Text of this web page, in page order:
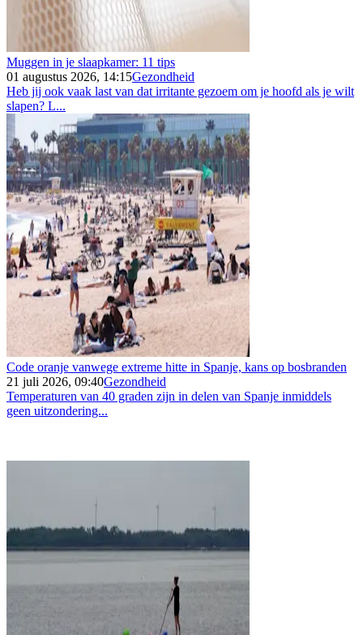
Muggen in je slaapkamer: 11 tips
01 augustus 2026, 14:15Gezondheid
Heb jij ook vaak last van dat irritante gezoem om je hoofd als je wilt
slapen? L...
Code oranje vanwege extreme hitte in Spanje, kans op bosbranden
21 juli 2026, 09:40Gezondheid
Temperaturen van 40 graden zijn in delen van Spanje inmiddels
geen uitzondering...